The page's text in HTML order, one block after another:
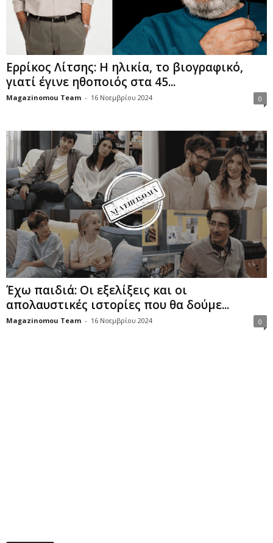
Ερρίκος Λίτσης: Η ηλικία, το βιογραφικό,
γιατί έγινε ηθοποιός στα 45...
Magazinomou Team - 16 Νοεμβρίου 2024 0
Έχω παιδιά: Οι εξελίξεις και οι
απολαυστικές ιστορίες που θα δούμε...
Magazinomou Team - 16 Νοεμβρίου 2024 0